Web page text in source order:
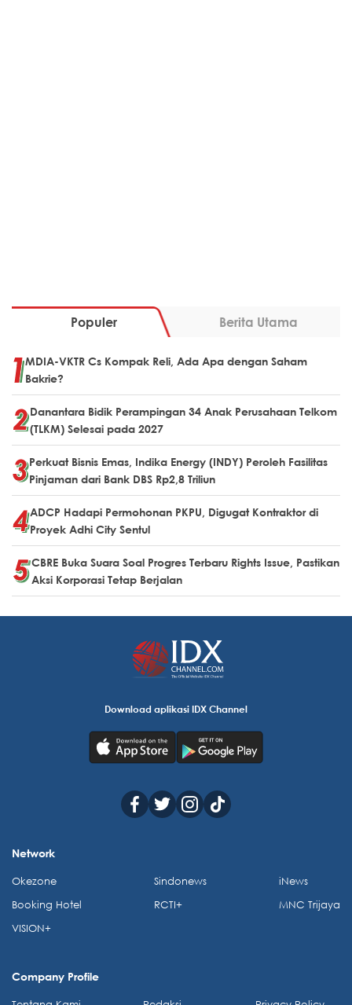
Populer Berita Utama
MDIA-VKTR Cs Kompak Reli, Ada Apa dengan Saham
Bakrie?
Danantara Bidik Perampingan 34 Anak Perusahaan Telkom
(TLKM) Selesai pada 2027
Perkuat Bisnis Emas, Indika Energy (INDY) Peroleh Fasilitas
Pinjaman dari Bank DBS Rp2,8 Triliun
ADCP Hadapi Permohonan PKPU, Digugat Kontraktor di
Proyek Adhi City Sentul
CBRE Buka Suara Soal Progres Terbaru Rights Issue, Pastikan
Aksi Korporasi Tetap Berjalan
Download aplikasi IDX Channel
Network
Okezone
Booking Hotel
VISION+
Sindonews
RCTI+
iNews
MNC Trijaya
Company Profile